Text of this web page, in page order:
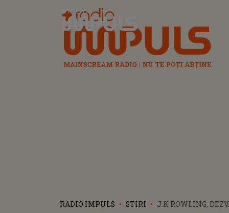
Radio Impuls
RADIO IMPULS STIRI
J.K ROWLING,